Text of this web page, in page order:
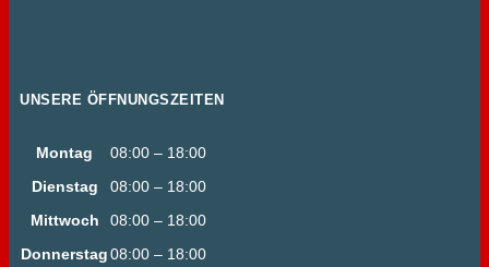
UNSERE ÖFFNUNGSZEITEN
Montag
08:00 – 18:00
Dienstag
08:00 – 18:00
Mittwoch
08:00 – 18:00
Donnerstag08:00 – 18:00